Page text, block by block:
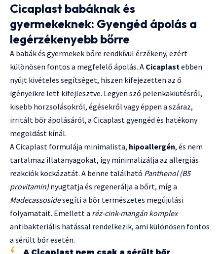
Cicaplast babáknak és
gyermekeknek: Gyengéd ápolás a
legérzékenyebb bőrre
A babák és gyermekek bőre rendkívül érzékeny, ezért
különösen fontos a megfelelő ápolás. A Cicaplastebben
nyújt kivételes segítséget, hiszen kifejezetten az ő
igényeikre lett kifejlesztve. Legyen szó pelenkakiütésről,
kisebb horzsolásokról, égésekről vagy éppen a száraz,
irritált bőr ápolásáról, a Cicaplast gyengéd és hatékony
megoldást kínál.
A Cicaplast formulája minimalista, hipoallergén, és nem
tartalmaz illatanyagokat, így minimalizálja az allergiás
reakciók kockázatát. A benne található Panthenol (B5
provitamin) nyugtatja és regenerálja a bőrt, míg a
Madecassosidesegíti a bőr természetes megújulási
folyamatait. Emellett a réz-cink-mangán komplex
antibakteriális hatással rendelkezik, ami különösen fontos
a sérült bőr esetén.